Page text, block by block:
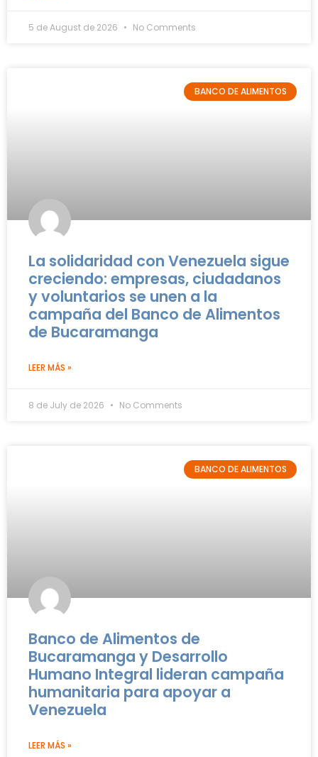
5 de August de 2026 No Comments
BANCO DE ALIMENTOS
La solidaridad con Venezuela sigue
creciendo: empresas, ciudadanos
y voluntarios se unen a la
campaña del Banco de Alimentos
de Bucaramanga
LEER MÁS »
8 de July de 2026 No Comments
BANCO DE ALIMENTOS
Banco de Alimentos de
Bucaramanga y Desarrollo
Humano Integral lideran campaña
humanitaria para apoyar a
Venezuela
LEER MÁS »